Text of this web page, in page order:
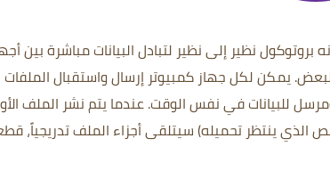
بروتوكول نظير إلى نظير لتبادل البيانات مباشرة بين
يمكن لكل جهاز كمبيوتر إرسال واستقبال الملفات
للبيانات في نفس الوقت.عندما يتم نشر الملف
الذي ينتظر تحميله) سيتلقى أجزاء الملف تدريجياً،